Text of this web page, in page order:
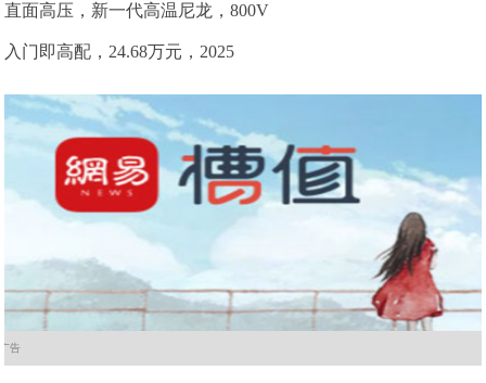
直面高压，新一代高温尼龙，800V
入门即高配，24.68万元，2025
广告